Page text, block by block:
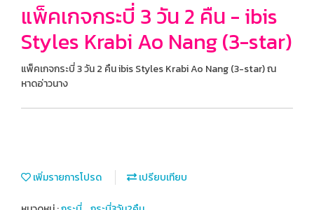
แพ็คเกจกระบี่ 3 วัน 2 คืน - ibis
Styles Krabi Ao Nang (3-star)
แพ็คเกจกระบี่ 3 วัน 2 คืน ibis Styles Krabi Ao Nang (3-star) ณ
หาดอ่าวนาง
เพิ่มรายการโปรด เปรียบเทียบ